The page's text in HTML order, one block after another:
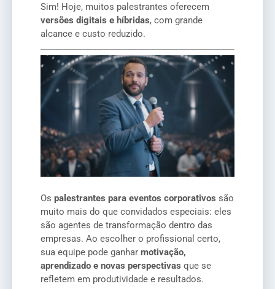
Sim! Hoje, muitos palestrantes oferecem
versões digitais e híbridas, com grande
alcance e custo reduzido.
Os palestrantes para eventos corporativos são
muito mais do que convidados especiais: eles
são agentes de transformação dentro das
empresas. Ao escolher o profissional certo,
sua equipe pode ganhar motivação,
aprendizado e novas perspectivas que se
refletem em produtividade e resultados.